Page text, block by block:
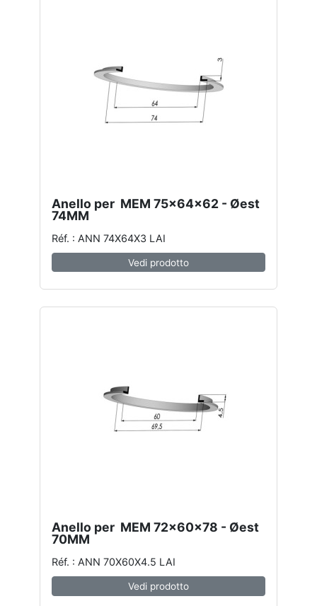
Anello per MEM 75x64x62 - Øest
74MM
Réf. : ANN 74X64X3 LAI
Vedi prodotto
Anello per MEM 72x60x78 - Øest
70MM
Réf. : ANN 70X60X4.5 LAI
Vedi prodotto